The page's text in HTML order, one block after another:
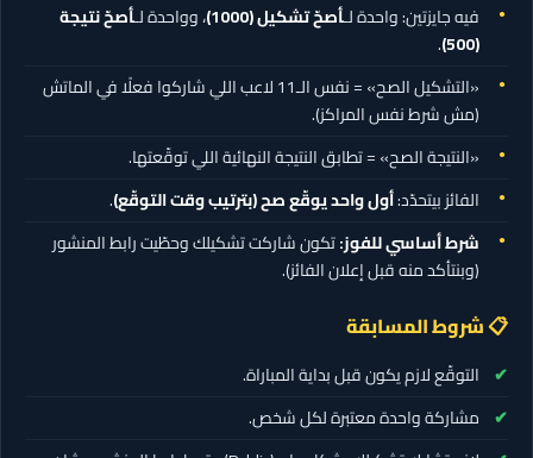
فيه جايزتين: واحدة لـأصحّ تشكيل(1000) ، وواحدة لـأصحّ نتيجة
(500)
.
«التشكيل الصح» = نفس الـ11 لاعب اللي شاركوا فعلًا في الماتش
(مش شرط نفس المراكز).
«النتيجة الصح» = تطابق النتيجة النهائية اللي توقّعتها.
الفائز بيتحدّد:أول واحد يوقّع صح (بترتيب وقت التوقّع).
شرط أساسي للفوز:تكون شاركت تشكيلك وحطّيت رابط المنشور
(وبنتأكد منه قبل إعلان الفائز).
📋 شروط المسابقة
التوقّع لازم يكون قبل بداية المباراة.
مشاركة واحدة معتبرة لكل شخص.